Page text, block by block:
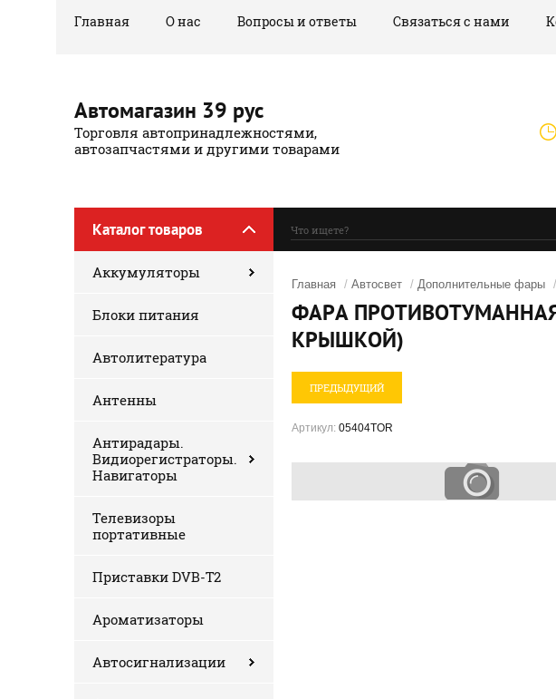
Главная О нас Вопросы и ответы Связаться с нами
Автомагазин 39 рус
Торговля автопринадлежностями,
автозапчастями и другими товарами
Каталог товаров
Аккумуляторы
Блоки питания
Автолитература
Антенны
Антирадары.
Видиорегистраторы.
Навигаторы
Телевизоры
портативные
Приставки DVB-T2
Ароматизаторы
Автосигнализации
Главная / Автосвет / Дополнительные фары
ФАРА ПРОТИВОТУМАННАЯ
КРЫШКОЙ)
ПРЕДЫДУЩИЙ
Артикул: 05404TOR